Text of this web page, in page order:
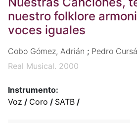
nuestro folklore
voces iguales
Cobo Gómez, Adrián ; Pedro
Real Musical. 2000
Instrumento:
Voz / Coro / SATB /